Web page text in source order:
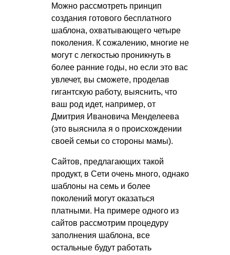
Можно рассмотреть принцип
создания готового бесплатного
шаблона, охватывающего четыре
поколения. К сожалению, многие не
могут с легкостью проникнуть в
более ранние годы, но если это вас
увлечет, вы сможете, проделав
гигантскую работу, выяснить, что
ваш род идет, например, от
Дмитрия Ивановича Менделеева
(это выяснила я о происхождении
своей семьи со стороны мамы).
Сайтов, предлагающих такой
продукт, в Сети очень много, однако
шаблоны на семь и более
поколений могут оказаться
платными. На примере одного из
сайтов рассмотрим процедуру
заполнения шаблона, все
остальные будут работать